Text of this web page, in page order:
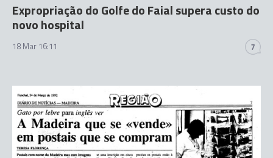
Expropriação do Golfe do Faial supera custo do
novo hospital
18 Mar 16:11 7